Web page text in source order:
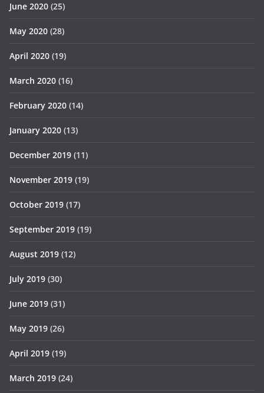
June 2020 (25)
May 2020 (28)
April 2020 (19)
March 2020 (16)
February 2020 (14)
January 2020 (13)
December 2019 (11)
November 2019 (19)
October 2019 (17)
September 2019 (19)
August 2019 (12)
July 2019 (30)
June 2019 (31)
May 2019 (26)
April 2019 (19)
March 2019 (24)